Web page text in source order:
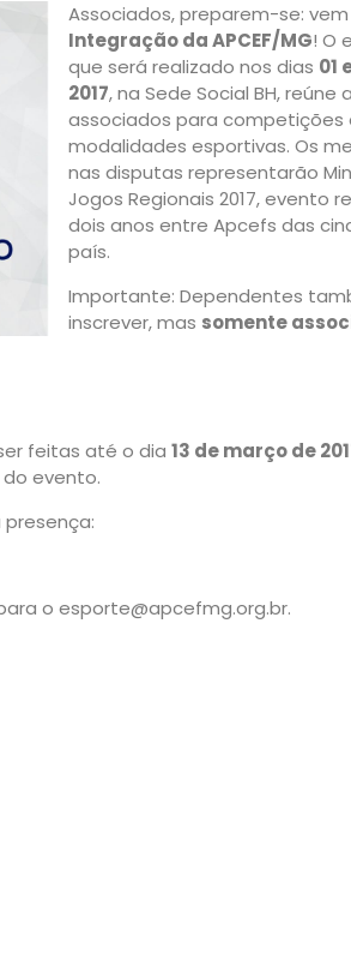
Associados, preparem-se:
Integração da APCEF/MG! O
que será realizado nos dias 01
2017, na Sede Social BH, reúne
associados para competições
modalidades esportivas. Os
nas disputas representarão
Jogos Regionais 2017, evento
dois anos entre Apcefs das
país.
Importante: Dependentes
inscrever, mas somente
feitas até o dia 13 de março de
evento.
o esporte@apcefmg.org.br.